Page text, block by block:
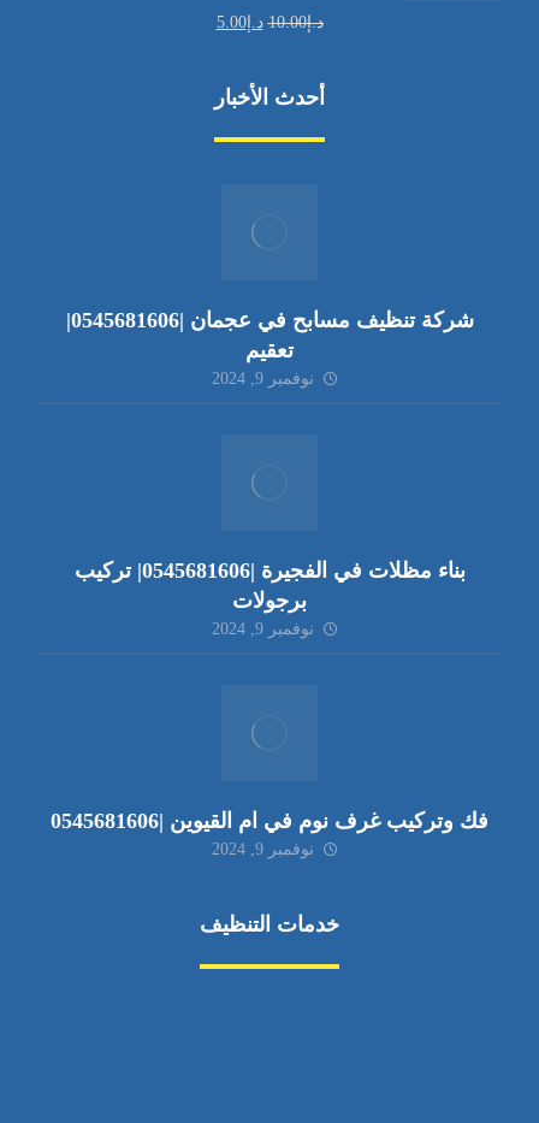
د.إ10.00 د.إ5.00
أحدث الأخبار
شركة تنظيف مسابح في عجمان |0545681606|
تعقيم
نوفمبر 9, 2024
بناء مظلات في الفجيرة |0545681606| تركيب
برجولات
نوفمبر 9, 2024
فك وتركيب غرف نوم في ام القيوين |0545681606
نوفمبر 9, 2024
خدمات التنظيف